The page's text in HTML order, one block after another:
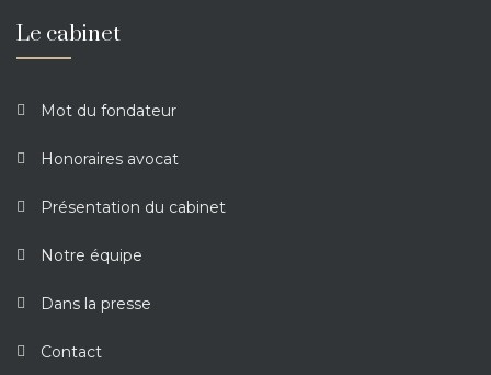
Le cabinet
Mot du fondateur
Honoraires avocat
Présentation du cabinet
Notre équipe
Dans la presse
Contact